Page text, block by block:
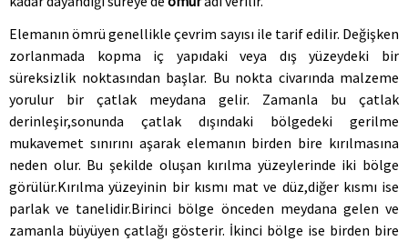
Elemanın ömrü genellikle çevrim sayısı ile tarif edilir. Değişken
zorlanmada kopma iç yapıdaki veya dış yüzeydeki bir
süreksizlik noktasından başlar. Bu nokta civarında malzeme
yorulur bir çatlak meydana gelir. Zamanla bu çatlak
derinleşir,sonunda çatlak dışındaki bölgedeki gerilme
mukavemet sınırını aşarak elemanın birden bire kırılmasına
neden olur. Bu şekilde oluşan kırılma yüzeylerinde iki bölge
görülür.Kırılma yüzeyinin bir kısmı mat ve düz,diğer kısmı ise
parlak ve tanelidir.Birinci bölge önceden meydana gelen ve
zamanla büyüyen çatlağı gösterir. İkinci bölge ise birden bire